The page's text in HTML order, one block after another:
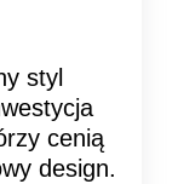
styl
cenią
design.